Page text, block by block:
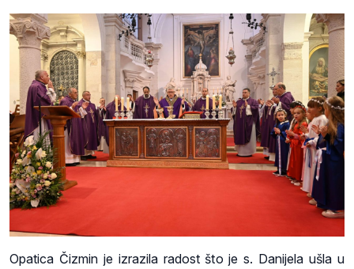
Opatica Čizmin je izrazila radost što je s. Danijela ušla u